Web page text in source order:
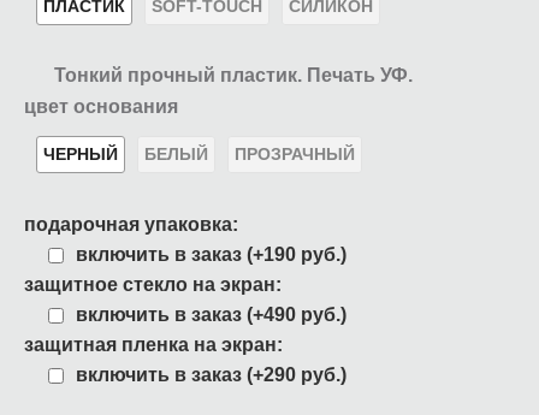
ПЛАСТИК SOFT-TOUCH СИЛИКОН
Тонкий прочный пластик. Печать УФ.
цвет основания
ЧЕРНЫЙ БЕЛЫЙ ПРОЗРАЧНЫЙ
подарочная упаковка:
включить в заказ (+190 руб.)
защитное стекло на экран:
включить в заказ (+490 руб.)
защитная пленка на экран:
включить в заказ (+290 руб.)